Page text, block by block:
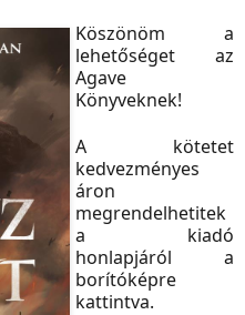
Köszönöm a
lehetőséget az
Agave
Könyveknek!
A kötetet
kedvezményes
áron
megrendelhetitek
a kiadó
honlapjáról a
borítóképre
kattintva.